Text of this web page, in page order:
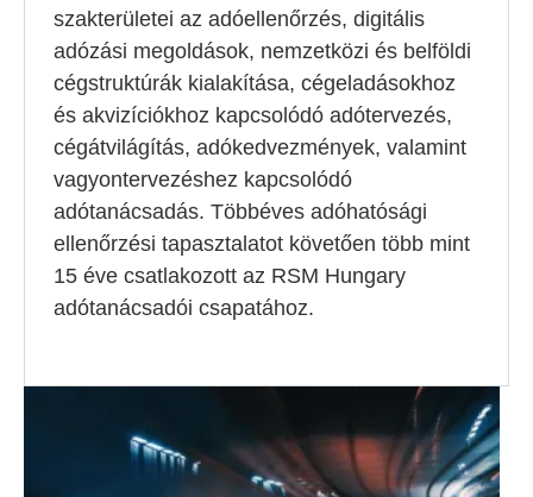
szakterületei az adóellenőrzés, digitális
adózási megoldások, nemzetközi és belföldi
cégstruktúrák kialakítása, cégeladásokhoz
és akvizíciókhoz kapcsolódó adótervezés,
cégátvilágítás, adókedvezmények, valamint
vagyontervezéshez kapcsolódó
adótanácsadás. Többéves adóhatósági
ellenőrzési tapasztalatot követően több mint
15 éve csatlakozott az RSM Hungary
adótanácsadói csapatához.